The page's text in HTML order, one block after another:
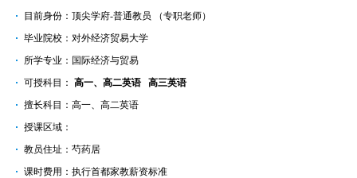
目前身份：顶尖学府-普通教员 （专职老师）
毕业院校：对外经济贸易大学
所学专业：国际经济与贸易
可授科目： 高一、高二英语
高三英语
擅长科目：高一、高二英语
授课区域：
教员住址：芍药居
课时费用：执行首都家教薪资标准